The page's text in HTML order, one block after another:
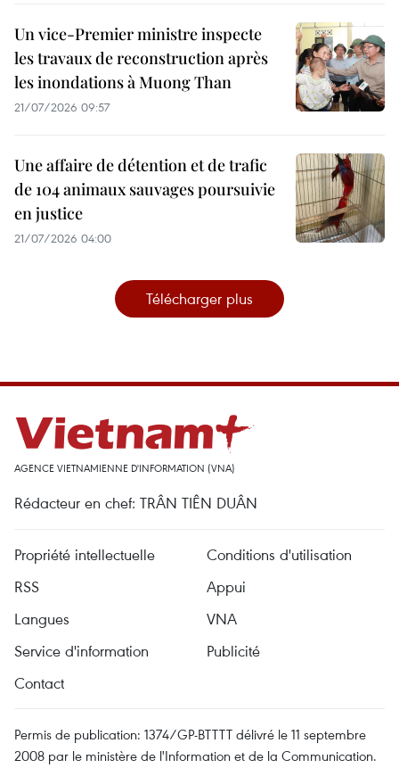
Un vice-Premier ministre inspecte
les travaux de reconstruction après
les inondations à Muong Than
21/07/2026 09:57
Une affaire de détention et de trafic
de 104 animaux sauvages poursuivie
en justice
21/07/2026 04:00
Télécharger plus
AGENCE VIETNAMIENNE D'INFORMATION (VNA)
Rédacteur en chef: TRÂN TIÊN DUÂN
Propriété intellectuelle
Conditions d'utilisation
RSS
Appui
Langues
VNA
Service d'information
Publicité
Contact
Permis de publication: 1374/GP-BTTTT délivré le 11 septembre
2008 par le ministère de l'Information et de la Communication.